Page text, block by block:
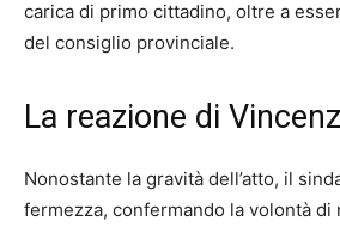
carica di primo cittadino, oltre a
del consiglio provinciale.
La reazione di
Nonostante la gravità dell’atto, il
fermezza, confermando la volontà